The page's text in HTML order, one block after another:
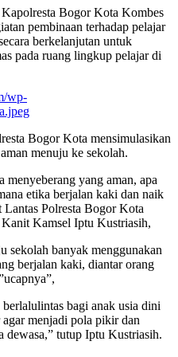
Kapolresta Bogor Kota Kombes
pembinaan terhadap pelajar
berkelanjutan untuk
pada ruang lingkup pelajar di
Bogor Kota mensimulasikan
menuju ke sekolah.
menyeberang yang aman, apa
etika berjalan kaki dan naik
Lantas Polresta Bogor Kota
Kamsel Iptu Kustriasih,
sekolah banyak menggunakan
berjalan kaki, diantar orang
bagi anak usia dini
menjadi pola pikir dan
dewasa,” tutup Iptu Kustriasih.